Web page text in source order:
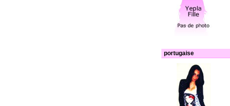
portugaise